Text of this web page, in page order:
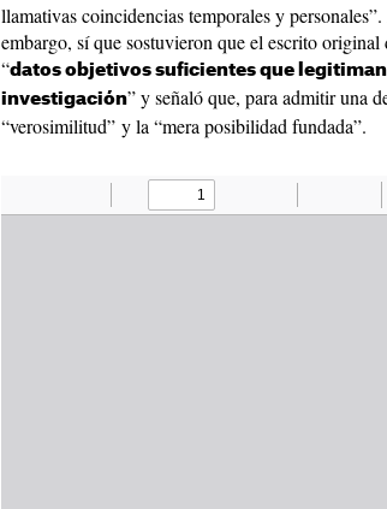
llamativas coincidencias temporales y
embargo, sí que sostuvieron que el escrito
“datos objetivos suficientes que
investigación” y señaló que, para admitir una
“verosimilitud” y la “mera posibilidad fundada”.